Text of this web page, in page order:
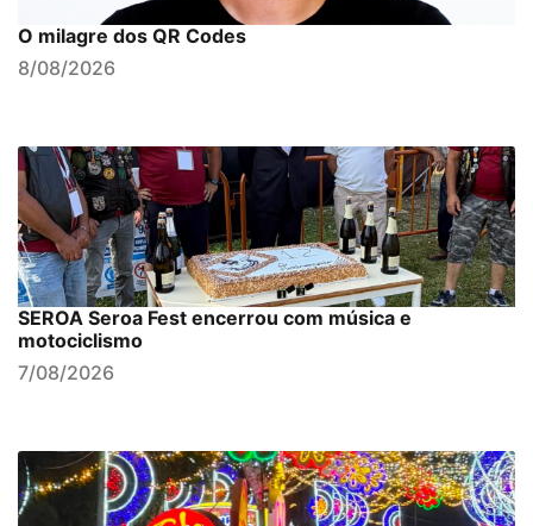
O milagre dos QR Codes
8/08/2026
SEROA Seroa Fest encerrou com música e
motociclismo
7/08/2026